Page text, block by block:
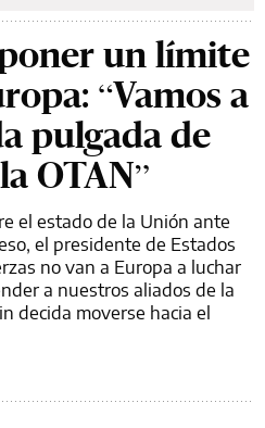
un límite
“Vamos a
pulgada de
OTAN”
el estado de la Unión ante
el presidente de Estados
no van a Europa a luchar
a nuestros aliados de la
decida moverse hacia el